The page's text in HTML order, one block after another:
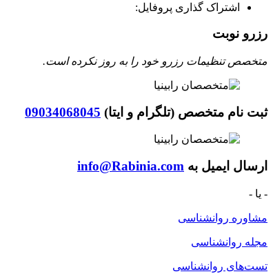
اشتراک گذاری پروفایل:
رزرو نوبت
متخصص تنظیمات رزرو خود را به روز نکرده است.
ثبت نام متخصص (تلگرام و ایتا) 09034068045
ارسال ایمیل به info@Rabinia.com
- یا -
مشاوره روانشناسی
مجله روانشناسی
تست‌های روانشناسی